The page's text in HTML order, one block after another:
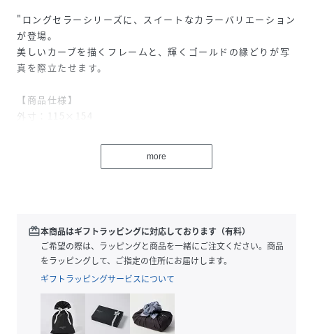
"ロングセラーシリーズに、スイートなカラーバリエーション
が登場。
美しいカーブを描くフレームと、輝くゴールドの縁どりが写
真を際立たせます。
【商品仕様】
外寸：115×154
主な材質：アルミニウム、ABS樹脂"
原産国 中国
サイズ ﾌﾘｰ
BE5564_MA74
(MA74-L-PK-F BE5564
more
redeem本商品はギフトラッピングに対応しております（有料）
ご希望の際は、ラッピングと商品を一緒にご注文ください。商品
をラッピングして、ご指定の住所にお届けします。
ギフトラッピングサービスについて